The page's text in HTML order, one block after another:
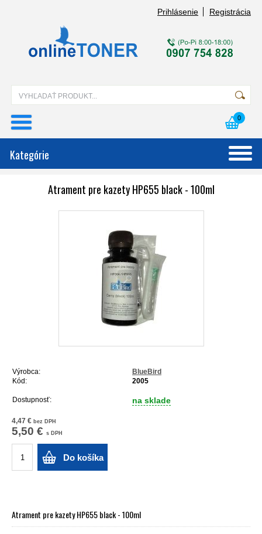
Prihlásenie Registrácia
0
Kategórie
Atrament pre kazety HP655 black - 100ml
Výrobca:
BlueBird
Kód:
2005
Dostupnosť: na sklade
4,47 € bez DPH
5,50 € s DPH
Do košíka
Atrament pre kazety HP655 black - 100ml